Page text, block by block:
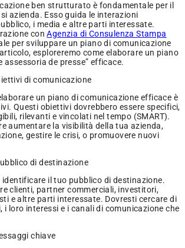
ben strutturato è fondamentale per il
azienda. Esso guida le interazioni
i media e altre parti interessate.
conAgenzia di Consulenza Stampa
per sviluppare un piano di comunicazione
esploreremo come elaborare un piano
assessoria de presse” efficace.
di comunicazione
un piano di comunicazione efficace è
Questi obiettivi dovrebbero essere specifici,
rilevanti e vincolati nel tempo (SMART).
aumentare la visibilità della tua azienda,
gestire le crisi, o promuovere nuovi
di destinazione
identificare il tuo pubblico di destinazione.
clienti, partner commerciali, investitori,
e altre parti interessate. Dovresti cercare di
i loro interessi e i canali di comunicazione che
chiave